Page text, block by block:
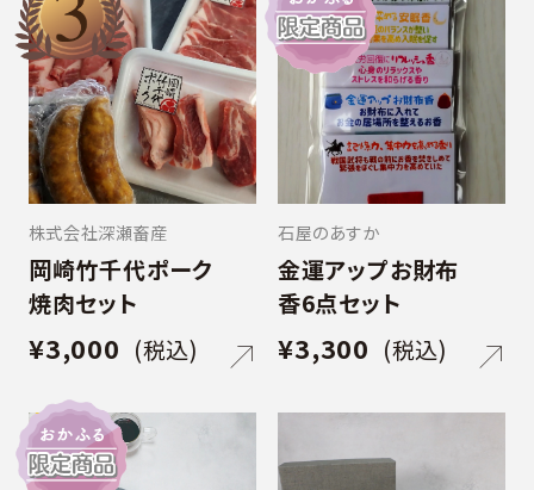
が良いとして愛されてきた植物です。 家康公
が江戸城に入城する際に家臣から献上され、
床の間に飾り繫栄を願ったとして一躍有名
になりました。 以来、徳川家の繁栄、泰平の
世が長く続くのも万年青のおかげと、引っ越
しには万年青を贈る風習が現代まで伝わっ
ています。 明治18年から続く万年青の老舗、
宝生園で天塩にかけて育てた万年青は、同
じものはひとつもありません。 手をかければ
かけるだけ応えてくれるので、年々変化して
いく姿を見る楽しみこそが万年青の醍醐味と
もいえるでしょう。 鉢にもこだわり、愛知県安
城市の窯元「愛楽園」や愛知県高浜市の窯元
「澤製陶所」で作られる伝統的な楽鉢に植え
てあります。 焼き方も、急冷させることによ
株式会社深瀬畜産
岡崎竹千代ポーク
焼肉セット
¥3,000 (税込)
石屋のあすか
金運アップお財布
香6点セット
¥3,300 (税込)